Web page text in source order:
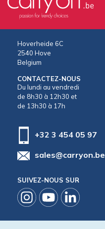
Hoverheide 6C
2540 Hove
Belgium
CONTACTEZ-NOUS
Du lundi au vendredi
de 8h30 à 12h30 et
de 13h30 à 17h
+32 3 454 05 97
sales@carryon.be
SUIVEZ-NOUS SUR